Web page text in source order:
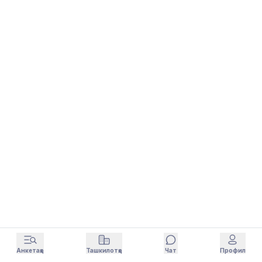
Анкетаҳо Ташкилотҳо Чат Профил